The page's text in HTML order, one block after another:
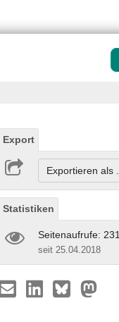
Export
Exportieren
Statistiken
Seitenaufrufe: 231
seit 25.04.2018